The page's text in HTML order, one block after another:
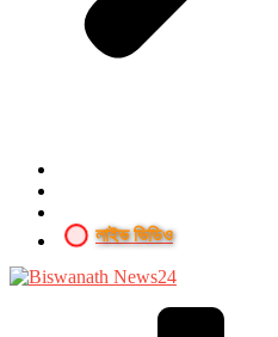
লাইভ ভিডিও